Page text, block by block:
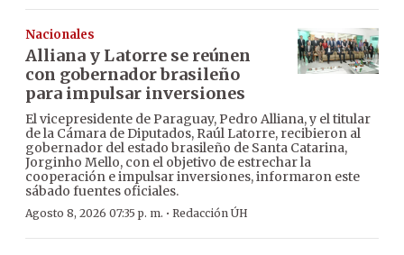
Nacionales
Alliana y Latorre se reúnen
con gobernador brasileño
para impulsar inversiones
El vicepresidente de Paraguay, Pedro Alliana, y el titular
de la Cámara de Diputados, Raúl Latorre, recibieron al
gobernador del estado brasileño de Santa Catarina,
Jorginho Mello, con el objetivo de estrechar la
cooperación e impulsar inversiones, informaron este
sábado fuentes oficiales.
Agosto 8, 2026 07:35 p. m. · Redacción ÚH